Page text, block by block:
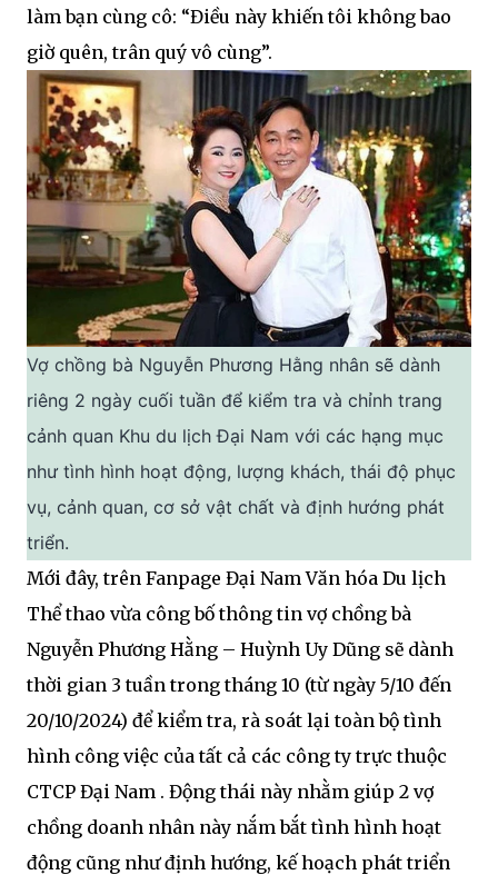
làm bạn cùng cô: “Điều này khiến tôi không bao
giờ quên, trân quý vô cùng”.
Vợ chồng bà Nguyễn Phương Hằng nhân sẽ dành
riêng 2 ngày cuối tuần để kiểm tra và chỉnh trang
cảnh quan Khu du lịch Đại Nam với các hạng mục
như tình hình hoạt động, lượng khách, thái độ phục
vụ, cảnh quan, cơ sở vật chất và định hướng phát
triển.
Mới đây, trên Fanpage Đại Nam Văn hóa Du lịch
Thể thao vừa công bố thông tin vợ chồng bà
Nguyễn Phương Hằng – Huỳnh Uy Dũng sẽ dành
thời gian 3 tuần trong tháng 10 (từ ngày 5/10 đến
20/10/2024) để kiểm tra, rà soát lại toàn bộ tình
hình công việc của tất cả các công ty trực thuộc
CTCP Đại Nam . Động thái này nhằm giúp 2 vợ
chồng doanh nhân này nắm bắt tình hình hoạt
động cũng như định hướng, kế hoạch phát triển